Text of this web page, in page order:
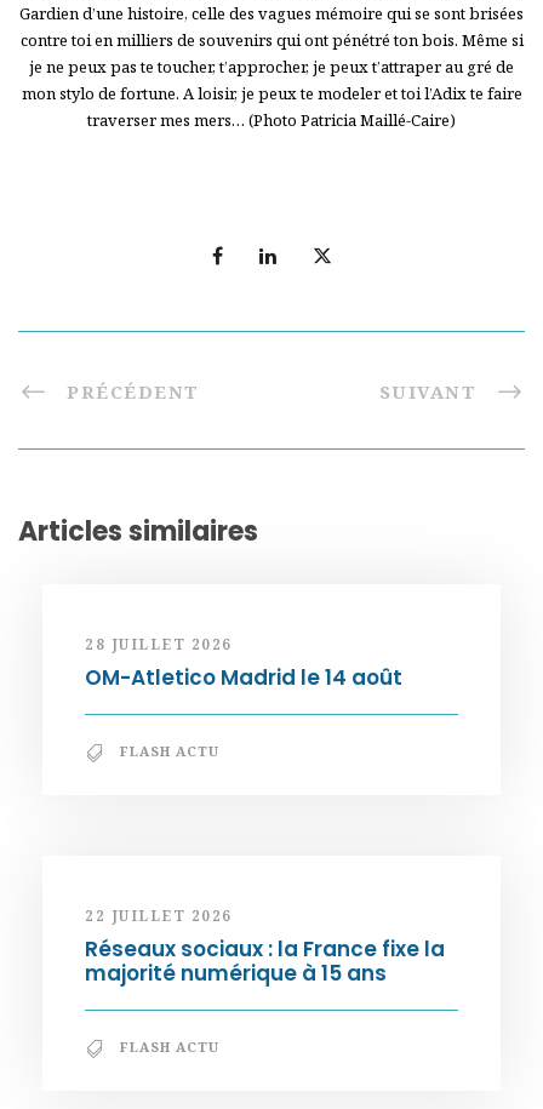
Gardien d’une histoire, celle des vagues mémoire qui se sont brisées
contre toi en milliers de souvenirs qui ont pénétré ton bois. Même si
je ne peux pas te toucher, t’approcher, je peux t’attraper au gré de
mon stylo de fortune. A loisir, je peux te modeler et toi l’Adix te faire
traverser mes mers… (Photo Patricia Maillé-Caire)
PRÉCÉDENT SUIVANT
Articles similaires
28 JUILLET 2026
OM-Atletico Madrid le 14 août
FLASH ACTU
22 JUILLET 2026
Réseaux sociaux : la France fixe la
majorité numérique à 15 ans
FLASH ACTU